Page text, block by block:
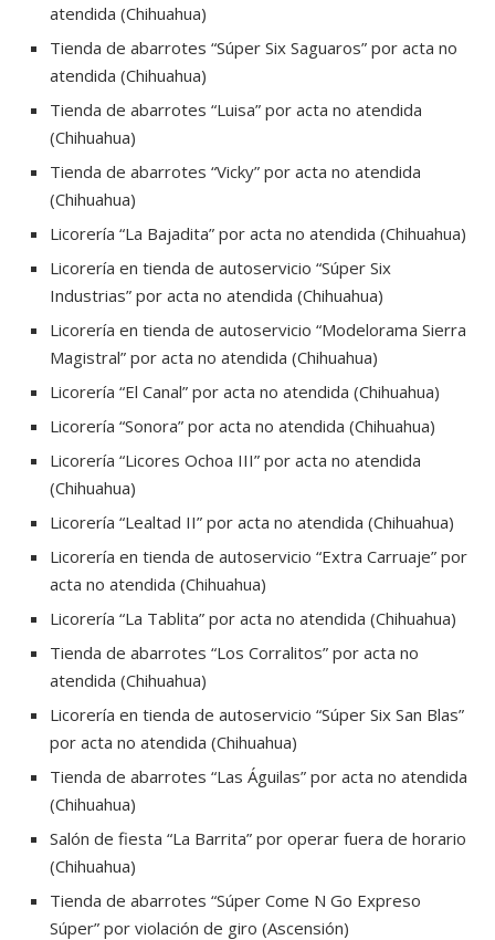
atendida (Chihuahua)
Tienda de abarrotes “Súper Six Saguaros” por acta no
atendida (Chihuahua)
Tienda de abarrotes “Luisa” por acta no atendida
(Chihuahua)
Tienda de abarrotes “Vicky” por acta no atendida
(Chihuahua)
Licorería “La Bajadita” por acta no atendida (Chihuahua)
Licorería en tienda de autoservicio “Súper Six
Industrias” por acta no atendida (Chihuahua)
Licorería en tienda de autoservicio “Modelorama Sierra
Magistral” por acta no atendida (Chihuahua)
Licorería “El Canal” por acta no atendida (Chihuahua)
Licorería “Sonora” por acta no atendida (Chihuahua)
Licorería “Licores Ochoa III” por acta no atendida
(Chihuahua)
Licorería “Lealtad II” por acta no atendida (Chihuahua)
Licorería en tienda de autoservicio “Extra Carruaje” por
acta no atendida (Chihuahua)
Licorería “La Tablita” por acta no atendida (Chihuahua)
Tienda de abarrotes “Los Corralitos” por acta no
atendida (Chihuahua)
Licorería en tienda de autoservicio “Súper Six San Blas”
por acta no atendida (Chihuahua)
Tienda de abarrotes “Las Águilas” por acta no atendida
(Chihuahua)
Salón de fiesta “La Barrita” por operar fuera de horario
(Chihuahua)
Tienda de abarrotes “Súper Come N Go Expreso
Súper” por violación de giro (Ascensión)